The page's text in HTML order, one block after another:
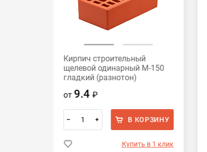
Кирпич строительный
щелевой одинарный М-150
гладкий (разнотон)
от 9.4 ₽
– + В КОРЗИНУ
Купить в 1 клик